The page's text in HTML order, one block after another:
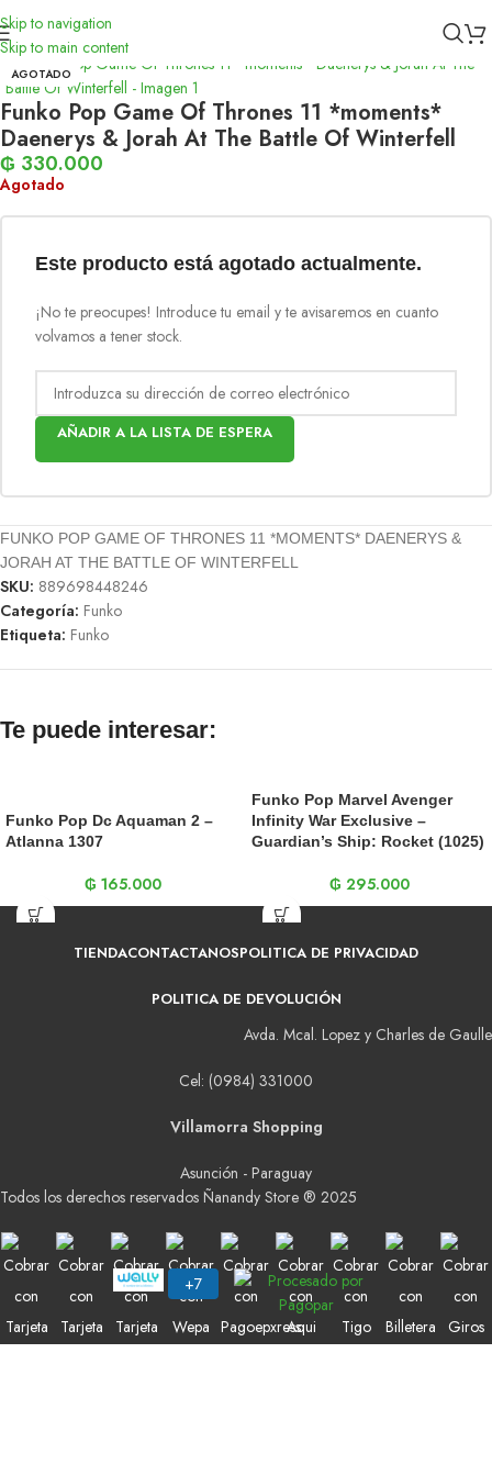
Skip to navigation
Skip to main content
Inicio Funko
AGOTADO
Funko Pop Game Of Thrones 11 *moments*
Daenerys & Jorah At The Battle Of Winterfell
₲ 330.000
Agotado
Este producto está agotado actualmente.
¡No te preocupes! Introduce tu email y te avisaremos en cuanto
volvamos a tener stock.
AÑADIR A LA LISTA DE ESPERA
FUNKO POP GAME OF THRONES 11 *MOMENTS* DAENERYS &
JORAH AT THE BATTLE OF WINTERFELL
SKU: 889698448246
Categoría: Funko
Etiqueta: Funko
Te puede interesar:
Funko Pop Dc Aquaman 2 –
Atlanna 1307
₲ 165.000
Funko Pop Marvel Avenger
Infinity War Exclusive –
Guardian’s Ship: Rocket (1025)
₲ 295.000
TIENDACONTACTANOSPOLITICA DE PRIVACIDAD
POLITICA DE DEVOLUCIÓN
Avda. Mcal. Lopez y Charles de Gaulle
Cel: (0984) 331000
Villamorra Shopping
Asunción - Paraguay
Todos los derechos reservados Ñanandy Store ® 2025